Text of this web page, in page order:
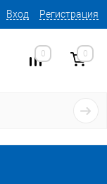
Вход Регистрация
0 0